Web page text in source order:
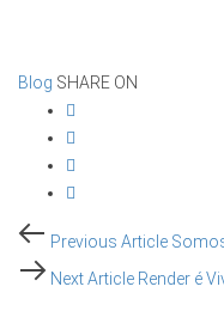
Blog SHARE ON
Post
Previous
Previous Article
Next
Next Article Render é